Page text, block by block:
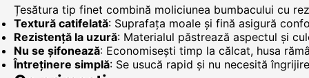
Țesătura tip finet combină moliciunea bumbacului cu
Textură catifelată: Suprafața moale și fină asigură
Rezistență la uzură: Materialul păstrează aspectul și
Nu se șifonează: Economisești timp la călcat, husa
Întreținere simplă: Se usucă rapid și nu necesită